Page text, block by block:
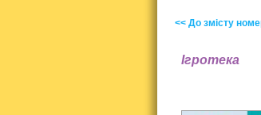
<< До змісту
Ігротека